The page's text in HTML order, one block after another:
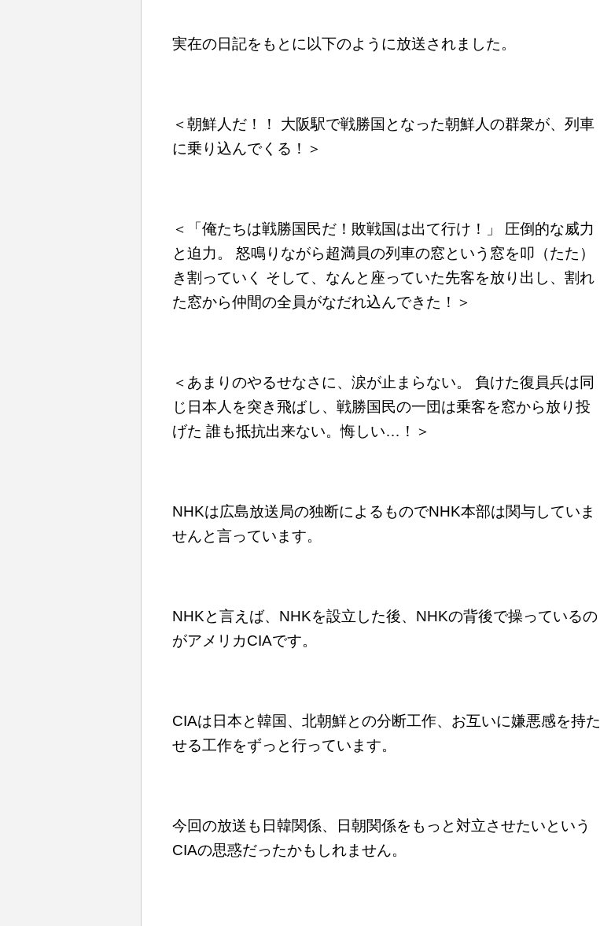
実在の日記をもとに以下のように放送されました。
＜朝鮮人だ！！ 大阪駅で戦勝国となった朝鮮人の群衆が、列車
に乗り込んでくる！＞
＜「俺たちは戦勝国民だ！敗戦国は出て行け！」 圧倒的な威力
と迫力。 怒鳴りながら超満員の列車の窓という窓を叩（たた）
き割っていく そして、なんと座っていた先客を放り出し、割れ
た窓から仲間の全員がなだれ込んできた！＞
＜あまりのやるせなさに、涙が止まらない。 負けた復員兵は同
じ日本人を突き飛ばし、戦勝国民の一団は乗客を窓から放り投
げた 誰も抵抗出来ない。悔しい…！＞
NHKは広島放送局の独断によるものでNHK本部は関与していま
せんと言っています。
NHKと言えば、NHKを設立した後、NHKの背後で操っているの
がアメリカCIAです。
CIAは日本と韓国、北朝鮮との分断工作、お互いに嫌悪感を持た
せる工作をずっと行っています。
今回の放送も日韓関係、日朝関係をもっと対立させたいという
CIAの思惑だったかもしれません。